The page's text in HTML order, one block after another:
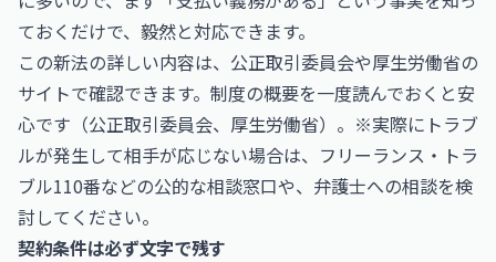
ておくだけで、毅然と対応できます。
この新法の詳しい内容は、公正取引委員会や厚生労働省の
サイトで確認できます。制度の概要を一度読んでおくと安
心です（公正取引委員会、 厚生労働省）。※実際にトラブ
ルが発生して相手が応じない場合は、フリーランス・トラ
ブル110番などの公的な相談窓口や、弁護士への相談を検
討してください。
契約条件は必ず文字で残す